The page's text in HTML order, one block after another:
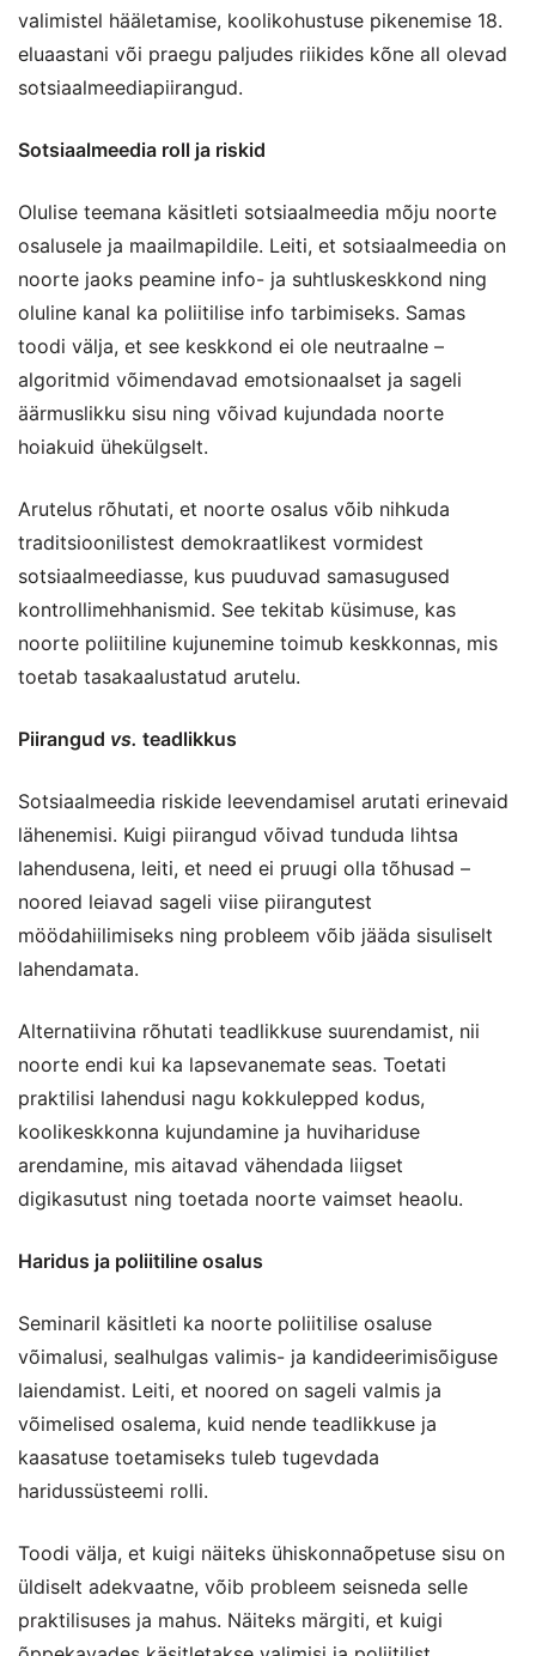
valimistel hääletamise, koolikohustuse pikenemise 18.
eluaastani või praegu paljudes riikides kõne all olevad
sotsiaalmeediapiirangud.
Sotsiaalmeedia roll ja riskid
Olulise teemana käsitleti sotsiaalmeedia mõju noorte
osalusele ja maailmapildile. Leiti, et sotsiaalmeedia on
noorte jaoks peamine info- ja suhtluskeskkond ning
oluline kanal ka poliitilise info tarbimiseks. Samas
toodi välja, et see keskkond ei ole neutraalne –
algoritmid võimendavad emotsionaalset ja sageli
äärmuslikku sisu ning võivad kujundada noorte
hoiakuid ühekülgselt.
Arutelus rõhutati, et noorte osalus võib nihkuda
traditsioonilistest demokraatlikest vormidest
sotsiaalmeediasse, kus puuduvad samasugused
kontrollimehhanismid. See tekitab küsimuse, kas
noorte poliitiline kujunemine toimub keskkonnas, mis
toetab tasakaalustatud arutelu.
Piirangud vs. teadlikkus
Sotsiaalmeedia riskide leevendamisel arutati erinevaid
lähenemisi. Kuigi piirangud võivad tunduda lihtsa
lahendusena, leiti, et need ei pruugi olla tõhusad –
noored leiavad sageli viise piirangutest
möödahiilimiseks ning probleem võib jääda sisuliselt
lahendamata.
Alternatiivina rõhutati teadlikkuse suurendamist, nii
noorte endi kui ka lapsevanemate seas. Toetati
praktilisi lahendusi nagu kokkulepped kodus,
koolikeskkonna kujundamine ja huvihariduse
arendamine, mis aitavad vähendada liigset
digikasutust ning toetada noorte vaimset heaolu.
Haridus ja poliitiline osalus
Seminaril käsitleti ka noorte poliitilise osaluse
võimalusi, sealhulgas valimis- ja kandideerimisõiguse
laiendamist. Leiti, et noored on sageli valmis ja
võimelised osalema, kuid nende teadlikkuse ja
kaasatuse toetamiseks tuleb tugevdada
haridussüsteemi rolli.
Toodi välja, et kuigi näiteks ühiskonnaõpetuse sisu on
üldiselt adekvaatne, võib probleem seisneda selle
praktilisuses ja mahus. Näiteks märgiti, et kuigi